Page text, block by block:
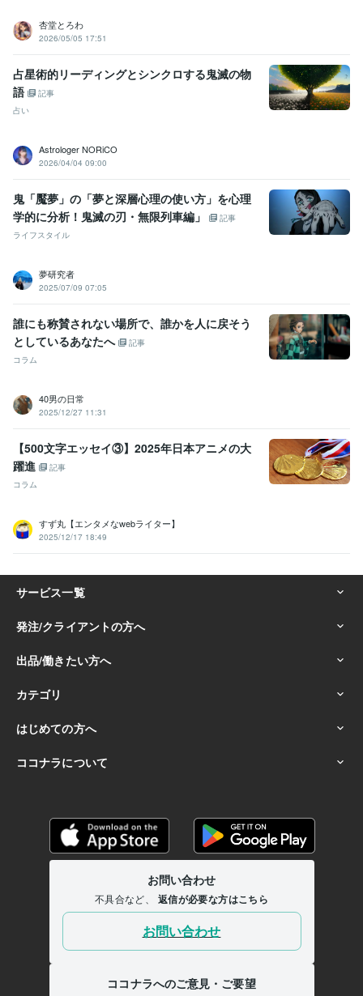
杏堂とろわ
2026/05/05 17:51
占星術的リーディングとシンクロする鬼滅の物
語
記事
占い
Astrologer NORiCO
2026/04/04 09:00
鬼「魘夢」の「夢と深層心理の使い方」を心理
学的に分析！鬼滅の刃・無限列車編」
記事
ライフスタイル
夢研究者
2025/07/09 07:05
誰にも称賛されない場所で、誰かを人に戻そう
としているあなたへ
記事
コラム
40男の日常
2025/12/27 11:31
【500文字エッセイ③】2025年日本アニメの大
躍進
記事
コラム
すず丸【エンタメなwebライター】
2025/12/17 18:49